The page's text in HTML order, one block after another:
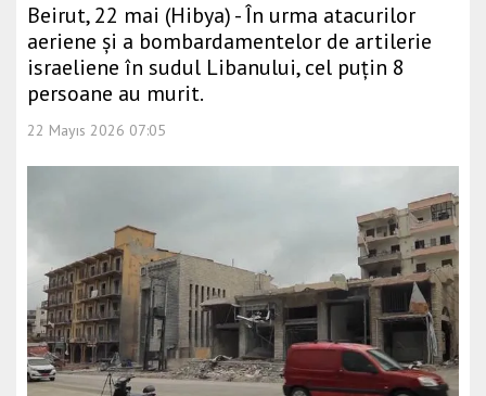
Beirut, 22 mai (Hibya) - În urma atacurilor
aeriene și a bombardamentelor de artilerie
israeliene în sudul Libanului, cel puțin 8
persoane au murit.
22 Mayıs 2026 07:05